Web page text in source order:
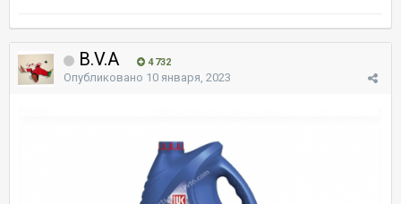
B.V.A 4 732
Опубликовано 10 января, 2023